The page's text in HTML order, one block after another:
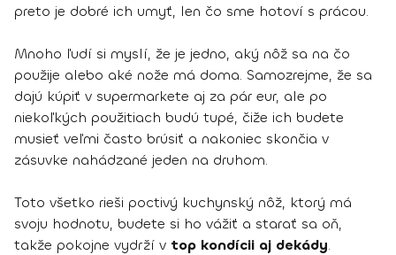
preto je dobré ich umyť, len čo sme hotoví s prácou.
Mnoho ľudí si myslí, že je jedno, aký nôž sa na čo
použije alebo aké nože má doma. Samozrejme, že sa
dajú kúpiť v supermarkete aj za pár eur, ale po
niekoľkých použitiach budú tupé, čiže ich budete
musieť veľmi často brúsiť a nakoniec skončia v
zásuvke nahádzané jeden na druhom.
Toto všetko rieši poctivý kuchynský nôž, ktorý má
svoju hodnotu, budete si ho vážiť a starať sa oň,
takže pokojne vydrží v top kondícii aj dekády.